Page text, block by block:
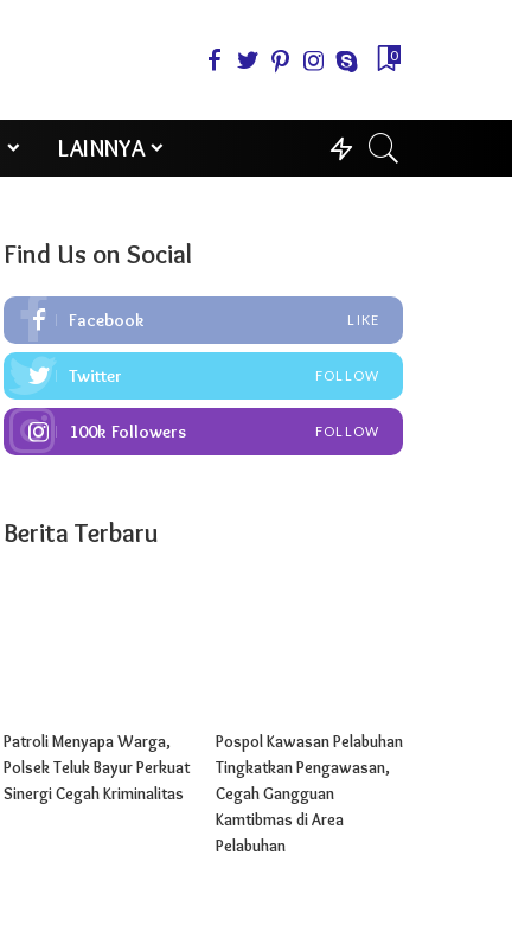
0
LAINNYA
Find Us on Social
Facebook LIKE
Twitter FOLLOW
100k Followers FOLLOW
Berita Terbaru
Patroli Menyapa Warga,
Polsek Teluk Bayur Perkuat
Sinergi Cegah Kriminalitas
Pospol Kawasan Pelabuhan
Tingkatkan Pengawasan,
Cegah Gangguan
Kamtibmas di Area
Pelabuhan